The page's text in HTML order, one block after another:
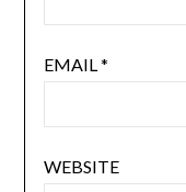
EMAIL*
WEBSITE